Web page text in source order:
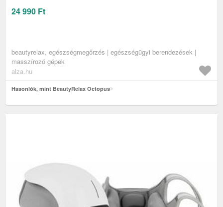
24 990 Ft
beautyrelax, egészségmegőrzés | egészségügyi berendezések |
masszírozó gépek
alza.hu
Hasonlók, mint BeautyRelax Octopus